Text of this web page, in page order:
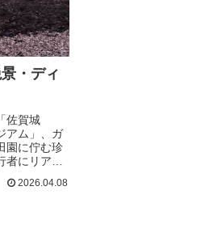
・ディ
佐賀城
アム」、ガ
園に佇む珍
者にリアル
2026.04.08